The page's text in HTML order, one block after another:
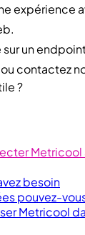
expérience
un
contactez
?
Metricool
besoin
pouvez-
Metricool